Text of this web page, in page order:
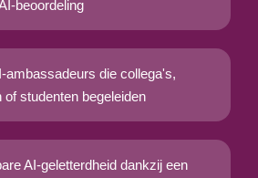
beoordeling
ambassadeurs die collega's,
of studenten begeleiden
AI-geletterdheid dankzij een